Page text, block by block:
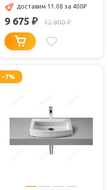
доставим 11.08 за 400₽
9 675 ₽ 12 900₽
-7%